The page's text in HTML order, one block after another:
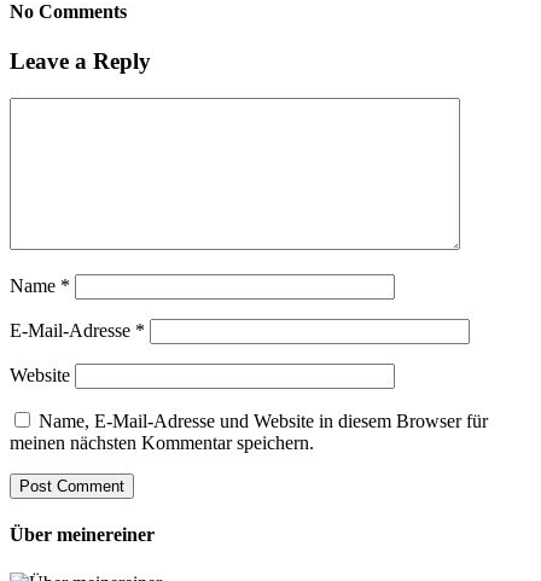
No Comments
Leave a Reply
Name *
E-Mail-Adresse *
Website
Name, E-Mail-Adresse und Website in diesem Browser für
meinen nächsten Kommentar speichern.
Über meinereiner